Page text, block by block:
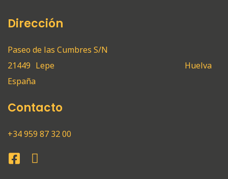
Dirección
Paseo de las Cumbres S/N
21449 Lepe
Huelva
España
Contacto
+34 959 87 32 00